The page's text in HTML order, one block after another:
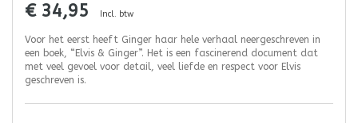
€ 34,95 Incl. btw
Voor het eerst heeft Ginger haar hele verhaal neergeschreven in
een boek, “Elvis & Ginger”. Het is een fascinerend document dat
met veel gevoel voor detail, veel liefde en respect voor Elvis
geschreven is.